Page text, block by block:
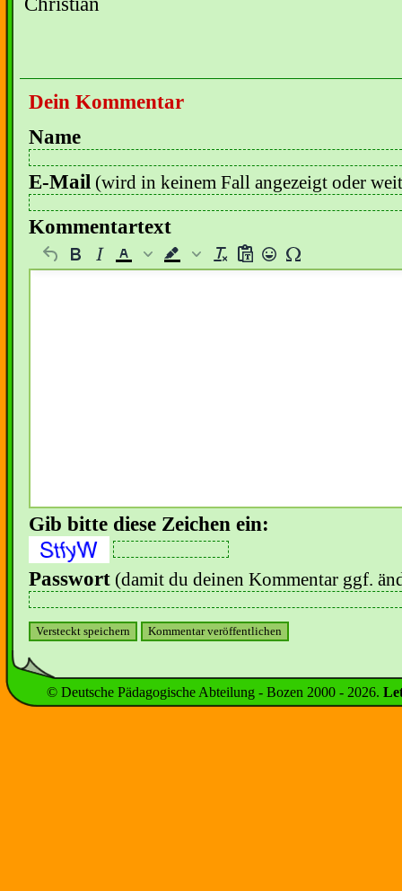
Dein Kommentar
Name
E-Mail (wird in keinem Fall angezeigt oder
Kommentartext
Gib bitte diese Zeichen ein:
Passwort (damit du deinen Kommentar ggf.
© Deutsche Pädagogische Abteilung - Bozen 2000 - 2026.